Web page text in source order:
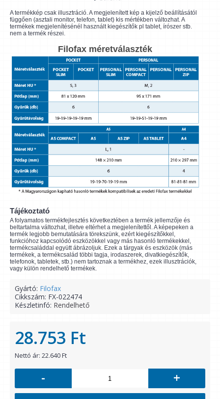
A termékkép csak illusztráció. A megjelenített kép a kijelző beállításától
függően (asztali monitor, telefon, tablet) kis mértékben változhat. A
termékek megjelenítésénél használt kiegészítők pl tablet, írószer stb.
nem a termék részei.
Filofax méretválaszték
Tájékoztató
A folyamatos termékfejlesztés következtében a termék jellemzője és
beltartalma változhat, illetve eltérhet a megjelenítettől. A képepeken a
termék legjobb bemutatására törekszünk, ezért kiegészítőkkel,
funkcióhoz kapcsolódó eszközökkel vagy más hasonló termékekkel,
termékcsaláddal együtt ábrázoljuk. Ezek a tárgyak és eszközök (más
termékek, a termékcsalád többi tagja, irodaszerek, divatkiegészítők,
telefonok, tabletek, stb.) nem tartoznak a termékhez, ezek illusztrációk,
vagy külön rendelhető termékek.
Gyártó: Filofax
Cikkszám: FX-022474
Készletinfó: Rendelhető
28.753 Ft
Nettó ár: 22.640 Ft
- +